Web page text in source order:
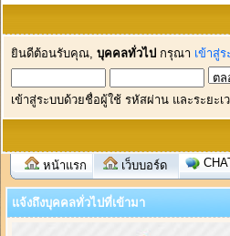
ยินดีต้อนรับคุณ, บุคคลทั่วไป กรุณา เข้าสู่
เข้าสู่ระบบด้วยชื่อผู้ใช้ รหัสผ่าน และระยะเ
หน้าแรก เว็บบอร์ด
แจ้งถึงบุคคลทั่วไปที่เข้ามา